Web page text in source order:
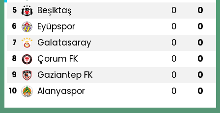
5 Beşiktaş 0 0
6 Eyüpspor 0 0
7 Galatasaray 0 0
8 Çorum FK 0 0
9 Gaziantep FK 0 0
10 Alanyaspor 0 0